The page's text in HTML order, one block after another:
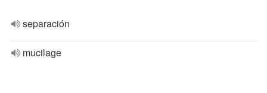
separación
mucilage